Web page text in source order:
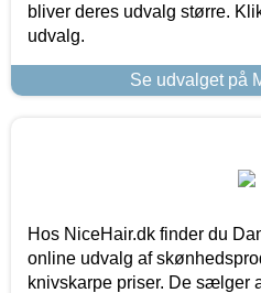
bliver deres udvalg større.
udvalg.
Se udvalget på
Hos NiceHair.dk finder du
online udvalg af
knivskarpe priser. De sælger